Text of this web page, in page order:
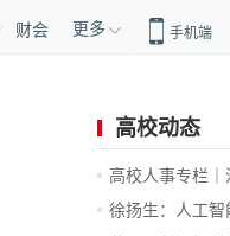
财会 更多 手机端
高校动态
高校人事专栏｜
徐扬生：人工